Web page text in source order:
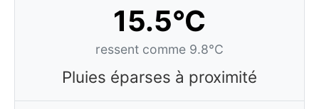
15.5°C
ressent comme 9.8°C
Pluies éparses à proximité